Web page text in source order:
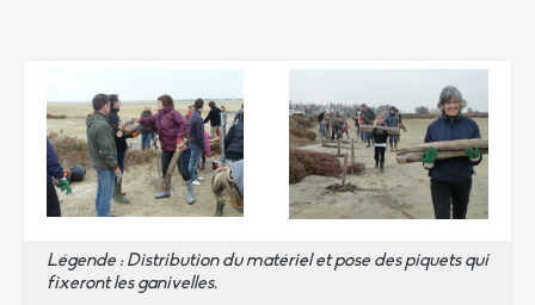
Légende : Distribution du matériel et pose des piquets qui
fixeront les ganivelles.